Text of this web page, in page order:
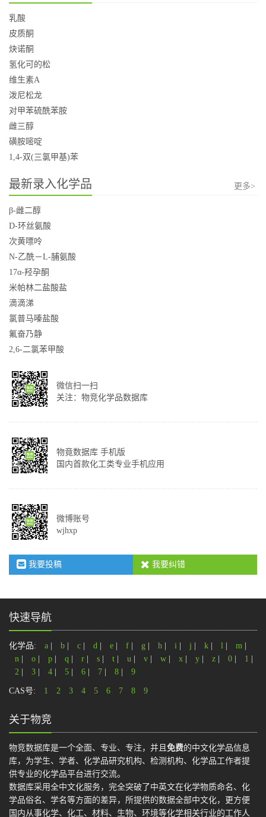
乳酸
皮质酮
炔诺酮
氢化可的松
维生素A
泼尼松龙
对甲苯硫酰苯胺
雌三醇
磺胺嘧啶
1,4-双(三氯甲基)苯
最新录入化学品 更多>
β-雌二醇
D-环丝氨酸
次黄嘌呤
N-乙酰－L-脯氨酸
17α-羟孕酮
米帕林二盐酸盐
滴滴涕
氯普马嗪盐酸
氟奋乃静
2,6-二氯苯甲酸
微信扫一扫
关注：物竞化学品数据库
物竟数据库 手机版
国内首款化工类专业手机应用
微博账号
wjhxp
我要投稿 我要纠错
快速导航
化学品: a b c d e f g h i j k l m
n
o p q r s t u v w x y z 0 1
2
3 4 5 6 7 8 9
CAS号: 1 2 3 4 5 6 7 8 9
关于物竞
物竞数据库是一个全面、专业、专注，并且 免费的中文化学品信息
库，为学生、学者、化学品研究机构、检测机构、化学品工作者提
供专业的化学品平台进行交流。
数据库采用全中文化服务，完全突破了中英文在化学物质命名、化
学品俗名、学名等方面的差异，所提供的数据全部中文化，更方便
国内从事化学、化工、材料、生物、环境等化学相关行业的工作人